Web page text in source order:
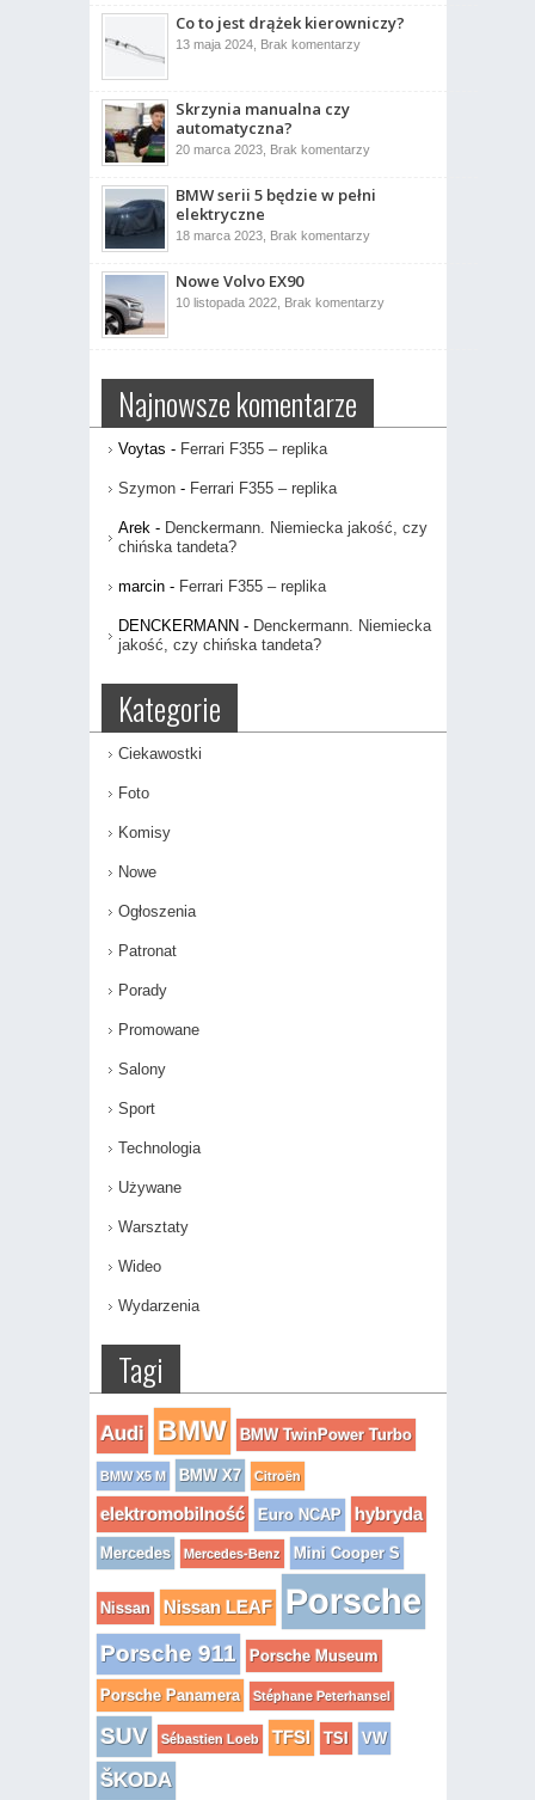
005
ujrzał
światło
Co to jest drążek kierowniczy?
13 maja 2024, Brak komentarzydo
Skrzynia manualna czy
automatyczna?
20 marca 2023, Brak komentarzydo
czy
automatyczna?
BMW serii 5 będzie w pełni
elektryczne
18 marca 2023, Brak komentarzydo
w
Nowe Volvo EX90
10 listopada 2022, Brak komentarzydo
Najnowsze komentarze
Voytas - Ferrari F355 – replika
Szymon- Ferrari F355 – replika
Arek- Denckermann. Niemiecka jakość, czy
chińska tandeta?
marcin- Ferrari F355 – replika
DENCKERMANN - Denckermann. Niemiecka
jakość, czy chińska tandeta?
Kategorie
Ciekawostki
Foto
Komisy
Nowe
Ogłoszenia
Patronat
Porady
Promowane
Salony
Sport
Technologia
Używane
Warsztaty
Wideo
Wydarzenia
Tagi
Audi BMW BMW TwinPower Turbo
BMW X5 M BMW X7 Citroën
elektromobilność Euro NCAP hybryda
Mercedes Mercedes-Benz Mini Cooper S
Nissan Nissan LEAF Porsche
Porsche 911 Porsche Museum
Porsche Panamera Stéphane Peterhansel
SUV Sébastien Loeb TFSI TSI VW
ŠKODA